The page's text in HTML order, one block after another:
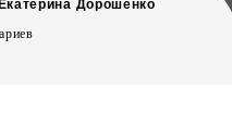
Екатерина Дорошенко